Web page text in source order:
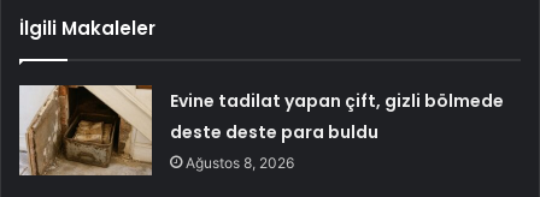
İlgili Makaleler
Evine tadilat yapan çift, gizli bölmede
deste deste para buldu
Ağustos 8, 2026